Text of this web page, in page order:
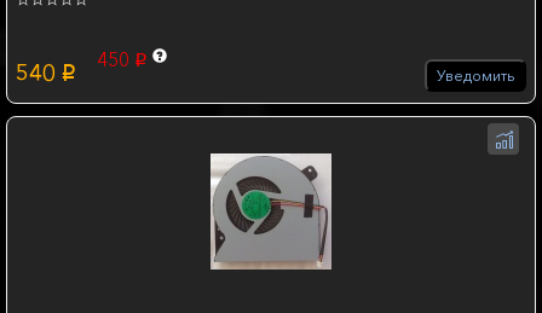
540 p
450 p
Уведомить